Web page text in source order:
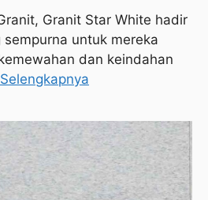
Granit Star White hadir
untuk mereka
dan keindahan